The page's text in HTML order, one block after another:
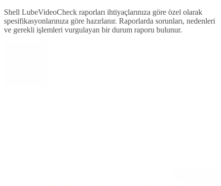
Shell LubeVideoCheck raporları ihtiyaçlarınıza göre özel olarak
spesifikasyonlarınıza göre hazırlanır. Raporlarda sorunları, nedenleri
ve gerekli işlemleri vurgulayan bir durum raporu bulunur.